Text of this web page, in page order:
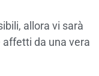
allora vi sarà
da una vera